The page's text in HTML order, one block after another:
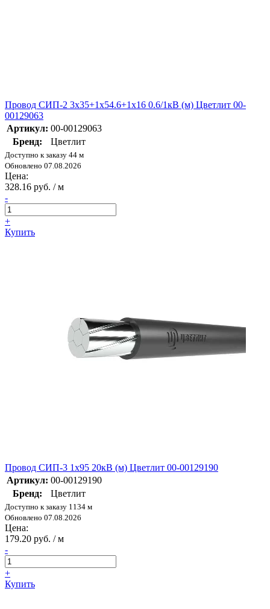
Провод СИП-2 3х35+1х54.6+1х16 0.6/1кВ (м) Цветлит 00-
00129063
Артикул: 00-00129063
Бренд:
Цветлит
Доступно к заказу 44 м
Обновлено 07.08.2026
Цена:
328.16 руб. / м
-
+
Купить
Провод СИП-3 1х95 20кВ (м) Цветлит 00-00129190
Артикул: 00-00129190
Бренд:
Цветлит
Доступно к заказу 1134 м
Обновлено 07.08.2026
Цена:
179.20 руб. / м
-
+
Купить